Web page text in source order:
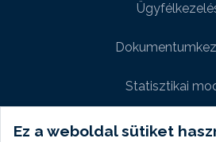
Ez a weboldal sütiket
Statisztikai
Weboldal